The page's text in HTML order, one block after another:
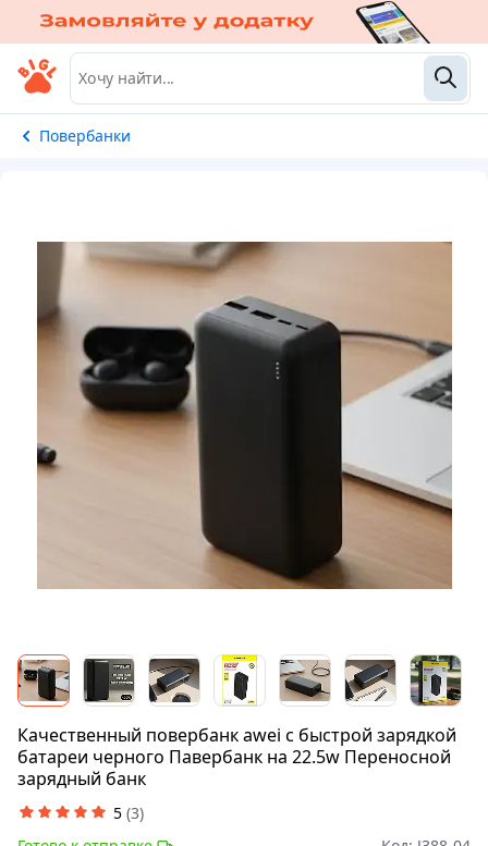
Повербанки
Качественный повербанк awei с быстрой зарядкой
батареи черного Павербанк на 22.5w Переносной
зарядный банк
5 (3)